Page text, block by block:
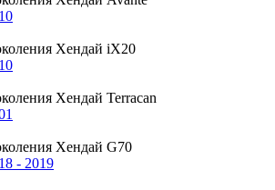
Хендай iX20
Хендай Terracan
Хендай G70
- 2019